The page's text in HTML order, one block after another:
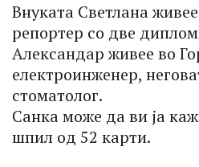
Внуката Светлана
репортер со две
Александар живее во
електроинженер,
стоматолог.
Санка може да ви ја
шпил од 52 карти.